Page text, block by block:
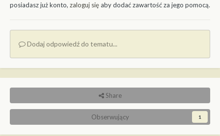
posiadasz już konto, zaloguj sięaby dodać zawartość za jego pomocą.
Dodaj odpowiedź do tematu...
Share
Obserwujący 1